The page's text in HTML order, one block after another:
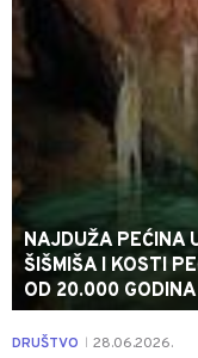
NAJDUŽA PEĆINA
ŠIŠMIŠA I KOSTI
OD 20.000
DRUŠTVO 28.06.2026.